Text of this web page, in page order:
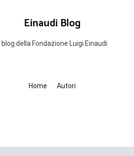
Einaudi Blog
Il blog della Fondazione Luigi Einaudi
Home Autori